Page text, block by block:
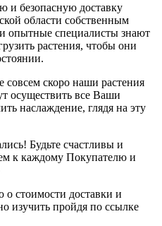
и безопасную доставку
области собственным
опытные специалисты знают
растения, чтобы они
совсем скоро наши растения
осуществить все Ваши
наслаждение, глядя на эту
Будьте счастливы и
к каждому Покупателю и
стоимости доставки и
изучить пройдя по ссылке